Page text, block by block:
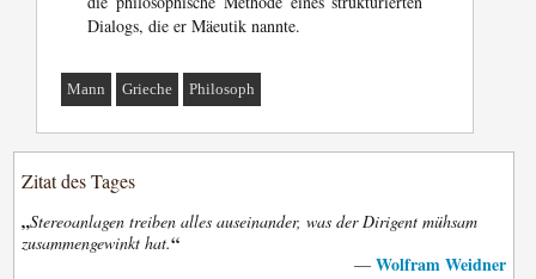
Dialogs, die er Mäeutik nannte.
Mann Grieche Philosoph
Zitat des Tages
„Stereoanlagen treiben alles auseinander, was der Dirigent mühsam
zusammengewinkt hat.“
— Wolfram Weidner